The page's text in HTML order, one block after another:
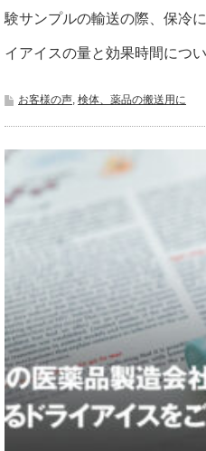
験サンプルの輸送の際、保冷
イアイスの量と効果時間につ
お客様の声 検体、薬品の搬送用に